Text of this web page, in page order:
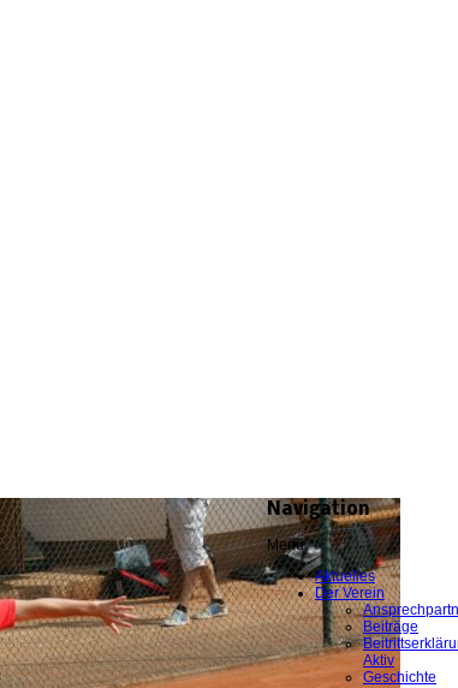
Navigation
Menü
Aktuelles
Der Verein
Beiträge
Aktiv
Geschichte